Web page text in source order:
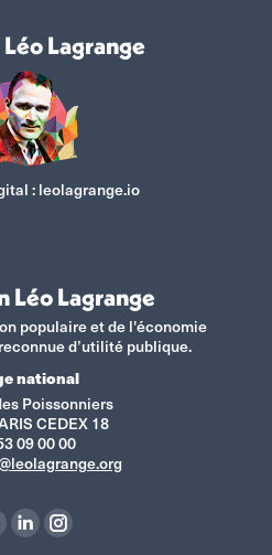
Lagrange
: leolagrange.io
Léo Lagrange
populaire et de l'économie
d’utilité publique.
national
Poissonniers
CEDEX 18
09 00 00
La
La